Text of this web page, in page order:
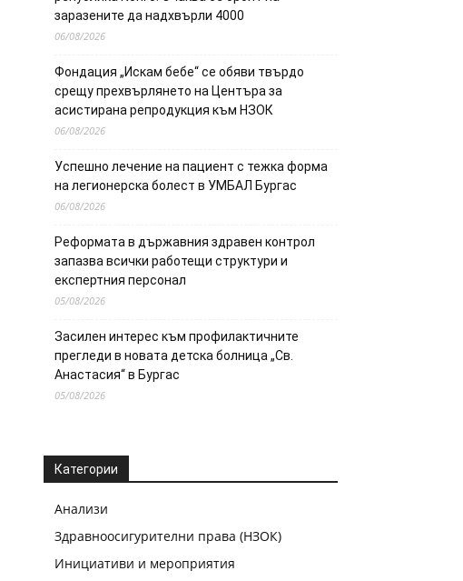
заразените да надхвърли 4000
06/08/2026
Фондация „Искам бебе“ се обяви твърдо
срещу прехвърлянето на Центъра за
асистирана репродукция към НЗОК
06/08/2026
Успешно лечение на пациент с тежка форма
на легионерска болест в УМБАЛ Бургас
06/08/2026
Реформата в държавния здравен контрол
запазва всички работещи структури и
експертния персонал
05/08/2026
Засилен интерес към профилактичните
прегледи в новата детска болница „Св.
Анастасия“ в Бургас
05/08/2026
Категории
Анализи
Здравноосигурителни права (НЗОК)
Инициативи и мероприятия